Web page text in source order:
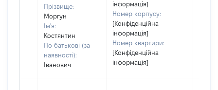
Прізвище:
Моргун
Ім'я:
Костянтин
По батькові (за
наявності):
Іванович
інформація]
Номер корпусу:
[Конфіденційна
інформація]
Номер квартири:
[Конфіденційна
інформація]